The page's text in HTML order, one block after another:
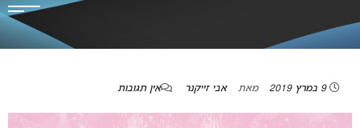
9 במרץ 2019 מאת אבי זייקנר אין תגובות